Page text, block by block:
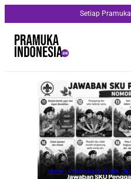
Setiap
Materi PramukaSKU dan